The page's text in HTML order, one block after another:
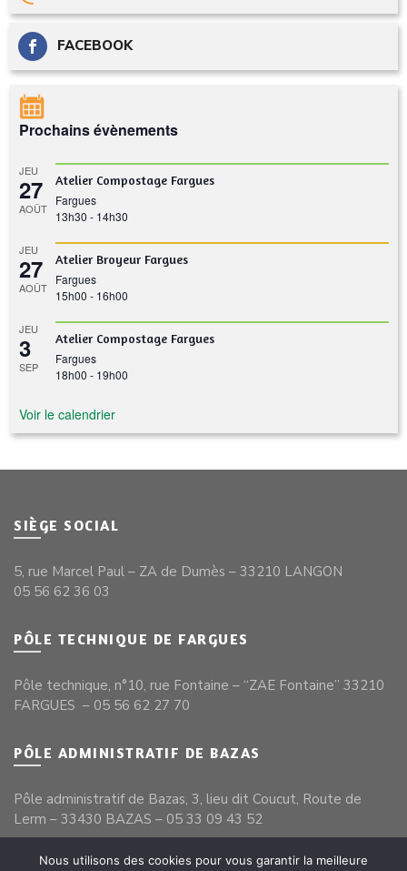
FACEBOOK
Prochains évènements
JEU
27
AOÛT
Atelier Compostage Fargues
Fargues
13h30 - 14h30
JEU
27
AOÛT
Atelier Broyeur Fargues
Fargues
15h00 - 16h00
JEU
3
SEP
Atelier Compostage Fargues
Fargues
18h00 - 19h00
Voir le calendrier
SIÈGE SOCIAL
5, rue Marcel Paul – ZA de Dumès – 33210 LANGON
05 56 62 36 03
PÔLE TECHNIQUE DE FARGUES
Pôle technique, n°10, rue Fontaine – “ZAE Fontaine” 33210
FARGUES – 05 56 62 27 70
PÔLE ADMINISTRATIF DE BAZAS
Pôle administratif de Bazas, 3, lieu dit Coucut, Route de
Lerm – 33430 BAZAS – 05 33 09 43 52
Nous utilisons des cookies pour vous garantir la meilleure